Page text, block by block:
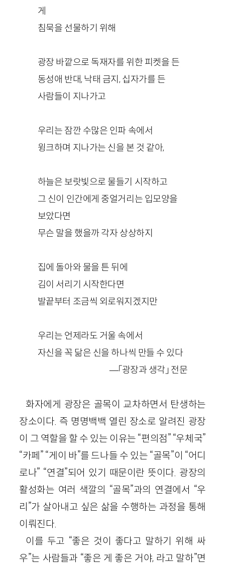
게
침묵을 선물하기 위해
광장 바깥으로 독재자를 위한 피켓을 든
동성애 반대, 낙태 금지, 십자가를 든
사람들이 지나가고
우리는 잠깐 수많은 인파 속에서
윙크하며 지나가는 신을 본 것 같아,
하늘은 보랏빛으로 물들기 시작하고
그 신이 인간에게 중얼거리는 입모양을
보았다면
무슨 말을 했을까 각자 상상하지
집에 돌아와 물을 튼 뒤에
김이 서리기 시작한다면
발끝부터 조금씩 외로워지겠지만
우리는 언제라도 거울 속에서
자신을 꼭 닮은 신을 하나씩 만들 수 있다
—「광장과 생각」 전문
화자에게 광장은 골목이 교차하면서 탄생하는
장소이다. 즉 명명백백 열린 장소로 알려진 광장
이 그 역할을 할 수 있는 이유는 “편의점” “우체국”
“카페” “게이 바”를 드나들 수 있는 “골목”이 “어디
로나” “연결”되어 있기 때문이란 뜻이다. 광장의
활성화는 여러 색깔의 “골목”과의 연결에서 “우
리”가 살아내고 싶은 삶을 수행하는 과정을 통해
이뤄진다.
이를 두고 “좋은 것이 좋다고 말하기 위해 싸
우”는 사람들과 “좋은 게 좋은 거야, 라고 말하”면